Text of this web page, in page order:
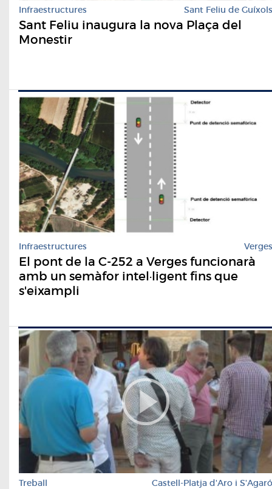
Infraestructures Sant Feliu de Guíxols
Sant Feliu inaugura la nova Plaça del
Monestir
Infraestructures Verges
El pont de la C-252 a Verges funcionarà
amb un semàfor intel·ligent fins que
s'eixampli
Treball Castell-Platja d'Aro i S'Agaró